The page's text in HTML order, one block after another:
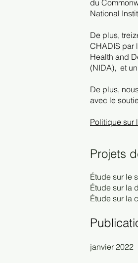
du
National
De plus,
CHADIS par
Health and
(NIDA), et
De plus,
avec le
Politique sur
Projets
Étude sur le
Étude sur la
Étude sur la
janvier 2022